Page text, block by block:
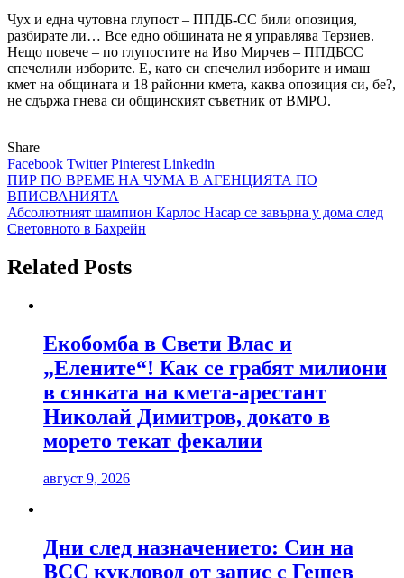
Чух и една чутовна глупост – ППДБ-СС били опозиция,
разбирате ли… Все едно общината не я управлява Терзиев.
Нещо повече – по глупостите на Иво Мирчев – ППДБСС
спечелили изборите. Е, като си спечелил изборите и имаш
кмет на общината и 18 районни кмета, каква опозиция си, бе?,
не сдържа гнева си общинският съветник от ВМРО.
Share
Facebook TwitterPinterest Linkedin
Навигация
ПИР ПО ВРЕМЕ НА ЧУМА В АГЕНЦИЯТА ПО
ВПИСВАНИЯТА
Абсолютният шампион Карлос Насар се завърна у дома след
Световното в Бахрейн
Related Posts
Екобомба в Свети Влас и
„Елените“! Как се грабят милиони
в сянката на кмета-арестант
Николай Димитров, докато в
морето текат фекалии
август 9, 2026
Дни след назначението: Син на
ВСС кукловод от запис с Гешев